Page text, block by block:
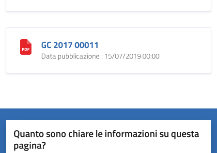
GC 2017 00011
Data pubblicazione : 15/07/2019 00:00
Quanto sono chiare le informazioni su questa
pagina?